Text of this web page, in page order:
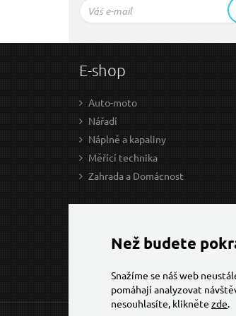
E-shop
Auto-moto
Nářadí
Náplně a kapaliny
Měřící technika
Zahrada a Domácnost
Než budete
Snažíme se náš web
pomáhají analyzovat
nesouhlasíte, klikněte zde.